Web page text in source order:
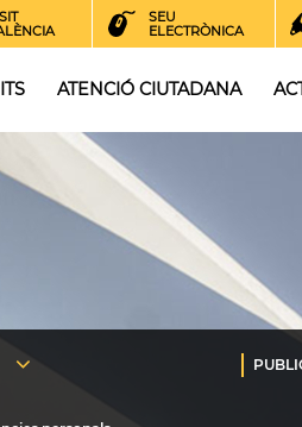
SEU
ELECTRÒNICA
ATENCIÓ CIUTADANA